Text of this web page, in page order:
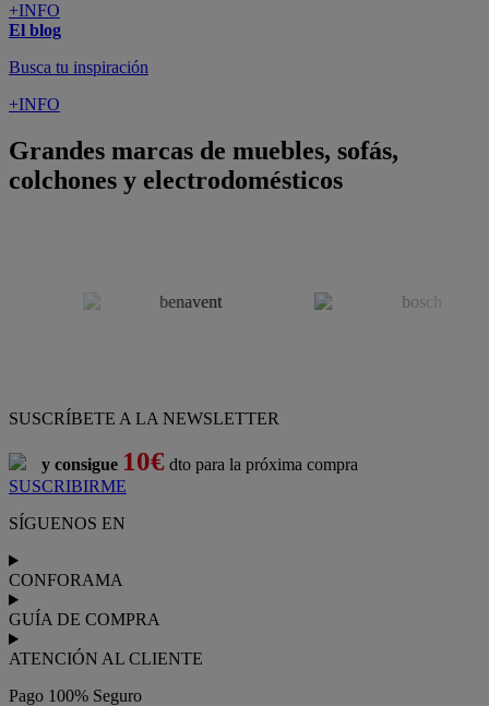
+INFO
El blog
Busca tu inspiración
+INFO
Grandes marcas de muebles, sofás,
colchones y electrodomésticos
SUSCRÍBETE A LA NEWSLETTER
y consigue 10€ dto para la próxima compra
SUSCRIBIRME
SÍGUENOS EN
CONFORAMA
GUÍA DE COMPRA
ATENCIÓN AL CLIENTE
Pago 100% Seguro